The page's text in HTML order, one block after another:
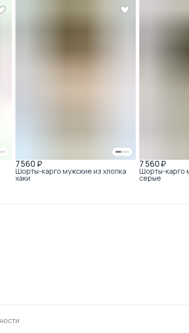
7 560 ₽
Шорты-карго мужские из хлопка
хаки
7 560 ₽
Шорты-карго
серые